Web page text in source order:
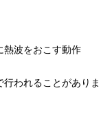
熱波をおこす動作
われることがありま